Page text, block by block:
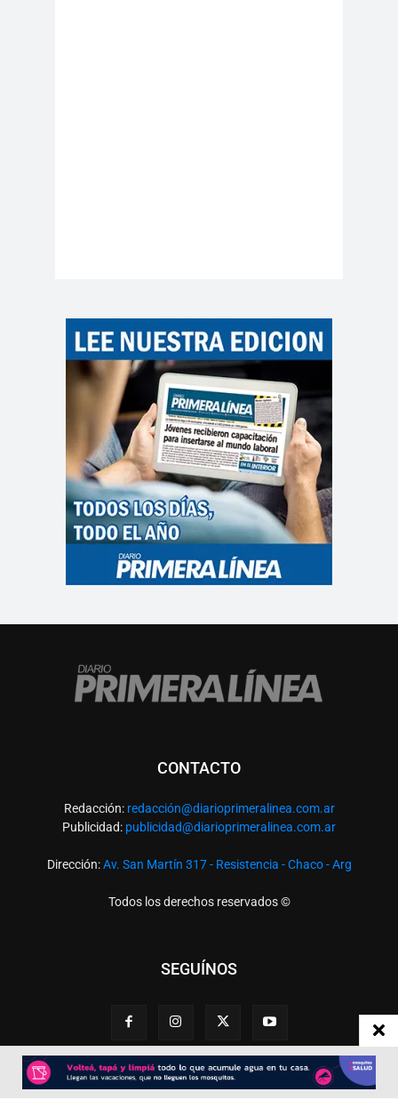
CONTACTO
Redacción: redacción@diarioprimeralinea.com.ar
Publicidad: publicidad@diarioprimeralinea.com.ar
Dirección:Av. San Martín 317 - Resistencia - Chaco - Arg
Todos los derechos reservados ©
SEGUÍNOS